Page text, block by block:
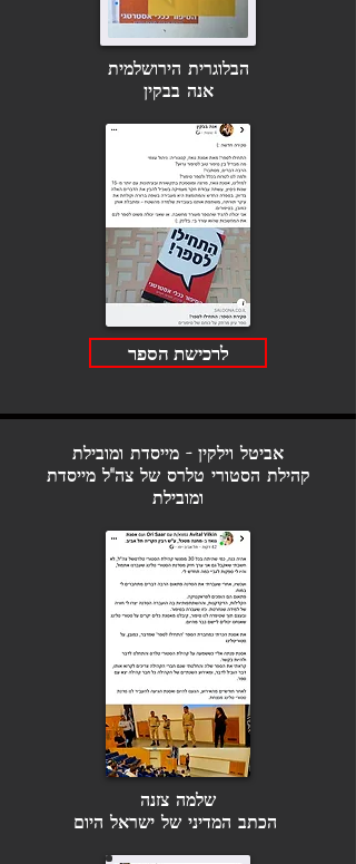
הבלוגרית הירושלמית
אנה בבקין
לרכישת הספר
אביטל וילקין - מייסדת ומובילת
קהילת הסטורי טלרס של צה"למייסדת
ומובילת
שלמה צזנה
הכתב המדיני של ישראל היום